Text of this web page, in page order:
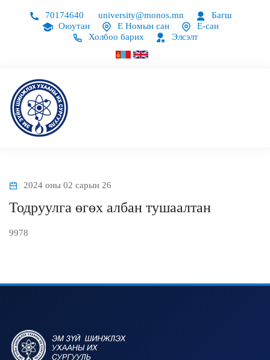
70174640 university@monos.mn
Багш
Оюутан
Е Номын сан
Е-сан
Холбоо барих
Элсэлт
2024 оны 02 сарын 26
Тодруулга өгөх албан тушаалтан
9978